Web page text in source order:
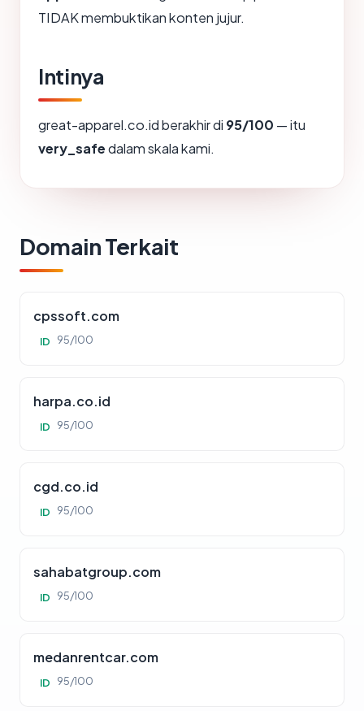
TIDAK membuktikan konten jujur.
Intinya
great-apparel.co.id berakhir di 95/100 — itu
very_safedalam skala kami.
Domain Terkait
cpssoft.com
ID 95/100
harpa.co.id
ID 95/100
cgd.co.id
ID 95/100
sahabatgroup.com
ID 95/100
medanrentcar.com
ID 95/100